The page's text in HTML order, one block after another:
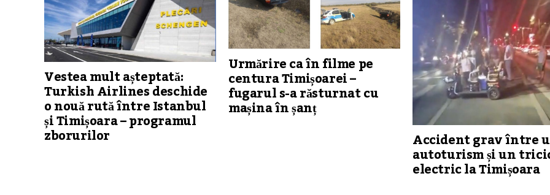
Vestea mult așteptată:
Turkish Airlines deschide
o nouă rută între Istanbul
și Timișoara – programul
zborurilor
Urmărire ca în filme pe
centura Timișoarei –
fugarul s-a răsturnat cu
mașina în șanț
Accident grav între
autoturism și un
electric la Timișoara